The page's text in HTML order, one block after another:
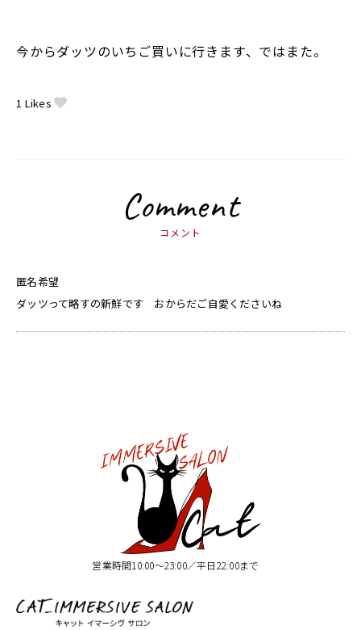
今からダッツのいちご買いに行きます、ではまた。
1 Likes
Comment
コメント
匿名希望
ダッツって略すの新鮮です おからだご自愛くださいね
営業時間10:00〜23:00／平日22:00まで